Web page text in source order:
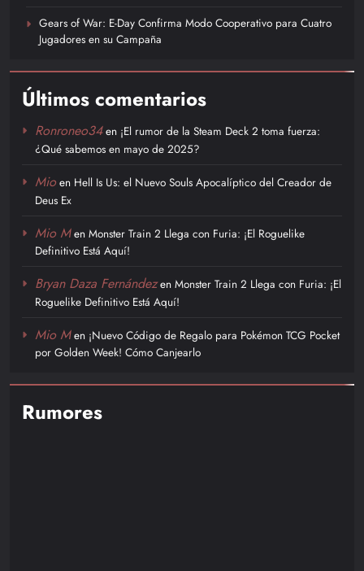
Gears of War: E-Day Confirma Modo Cooperativo para Cuatro
Jugadores en su Campaña
Últimos comentarios
Ronroneo34en ¡El rumor de la Steam Deck 2 toma fuerza:
¿Qué sabemos en mayo de 2025?
Mioen Hell Is Us: el Nuevo Souls Apocalíptico del Creador de
Deus Ex
Mio Men Monster Train 2 Llega con Furia: ¡El Roguelike
Definitivo Está Aquí!
Bryan Daza Fernándezen Monster Train 2 Llega con Furia: ¡El
Roguelike Definitivo Está Aquí!
Mio Men ¡Nuevo Código de Regalo para Pokémon TCG Pocket
por Golden Week! Cómo Canjearlo
Rumores